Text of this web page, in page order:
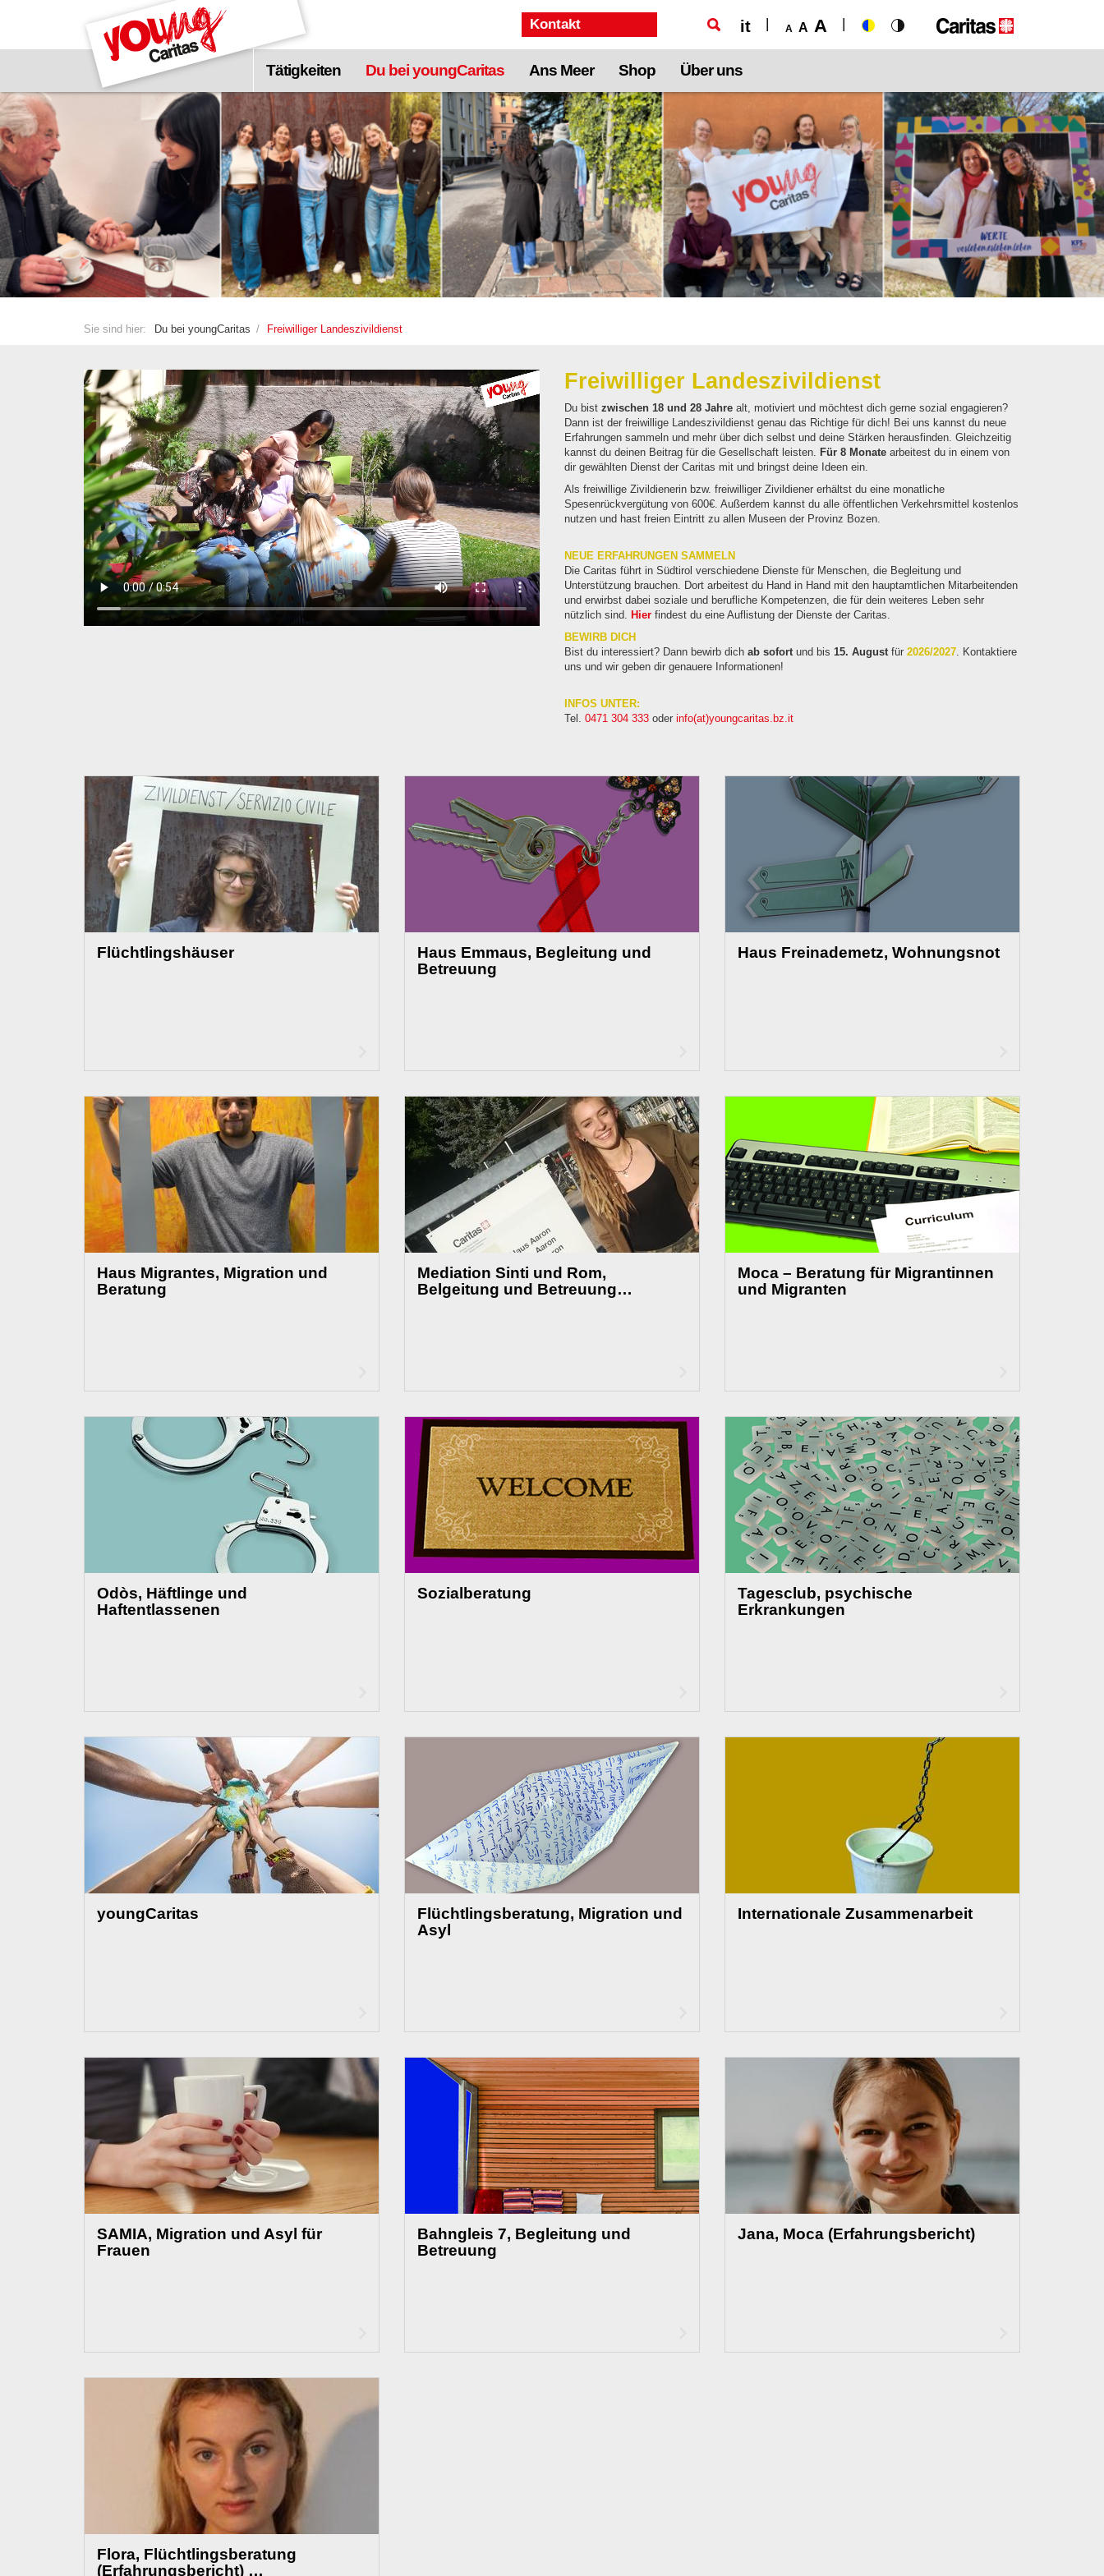
Hauptinhalt
Kontakt it A A A
Tätigkeiten Du bei youngCaritas Ans Meer Shop Über uns
Sie sind hier: Du bei youngCaritas Freiwilliger Landeszivildienst
Freiwilliger Landeszivildienst
Du bist zwischen 18 und 28 Jahre alt, motiviert und möchtest dich gerne sozial engagieren?
Dann ist der freiwillige Landeszivildienst genau das Richtige für dich! Bei uns kannst du neue
Erfahrungen sammeln und mehr über dich selbst und deine Stärken herausfinden. Gleichzeitig
kannst du deinen Beitrag für die Gesellschaft leisten. Für 8 Monate arbeitest du in einem von
dir gewählten Dienst der Caritas mit und bringst deine Ideen ein.
Als freiwillige Zivildienerin bzw. freiwilliger Zivildiener erhältst du eine monatliche
Spesenrückvergütung von 600€. Außerdem kannst du alle öffentlichen Verkehrsmittel kostenlos
nutzen und hast freien Eintritt zu allen Museen der Provinz Bozen.
NEUE ERFAHRUNGEN SAMMELN
Die Caritas führt in Südtirol verschiedene Dienste für Menschen, die Begleitung und
Unterstützung brauchen. Dort arbeitest du Hand in Hand mit den hauptamtlichen Mitarbeitenden
und erwirbst dabei soziale und berufliche Kompetenzen, die für dein weiteres Leben sehr
nützlich sind. Hier findest du eine Auflistung der Dienste der Caritas.
BEWIRB DICH
Bist du interessiert? Dann bewirb dich ab sofort und bis 15. August für 2026/2027. Kontaktiere
uns und wir geben dir genauere Informationen!
INFOS UNTER:
Tel. 0471 304 333 oder info(at)youngcaritas.bz.it
Flüchtlingshäuser
lesen
Haus Emmaus, Begleitung und
Betreuung
lesen
Haus Freinademetz, Wohnungsnot
lesen
Haus Migrantes, Migration und
Beratung
lesen
Mediation Sinti und Rom,
Belgeitung und Betreuung…
lesen
Moca – Beratung für Migrantinnen
und Migranten
lesen
Odòs, Häftlinge und
Haftentlassenen
lesen
Sozialberatung
lesen
Tagesclub, psychische
Erkrankungen
lesen
youngCaritas
lesen
Flüchtlingsberatung, Migration und
Asyl
lesen
Internationale Zusammenarbeit
lesen
SAMIA, Migration und Asyl für
Frauen
lesen
Bahngleis 7, Begleitung und
Betreuung
lesen
Jana, Moca (Erfahrungsbericht)
lesen
Flora, Flüchtlingsberatung
(Erfahrungsbericht) …